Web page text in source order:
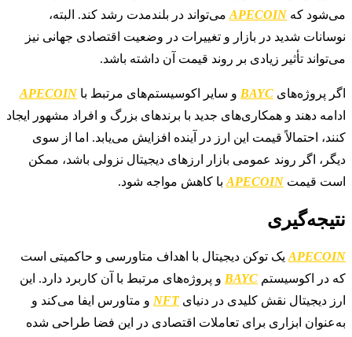
می‌شود که APECOIN می‌تواند در بلندمدت رشد کند. البته،
نوسانات شدید در بازار و تغییرات در وضعیت اقتصادی جهانی نیز
می‌تواند تأثیر زیادی بر روند قیمت آن داشته باشد.
اگر پروژه‌های BAYC و سایر اکوسیستم‌های مرتبط با APECOIN
ادامه دهند و همکاری‌های جدید با برندهای بزرگ و افراد مشهور ایجاد
کنند، احتمالاً قیمت این ارز در آینده افزایش می‌یابد. اما از سوی
دیگر، اگر روند عمومی بازار ارزهای دیجیتال نزولی باشد، ممکن
است قیمت APECOIN با کاهش مواجه شود.
نتیجه‌گیری
APECOINیک توکن دیجیتال با اهداف متاورسی و حاکمیتی است
که در اکوسیستم BAYC و پروژه‌های مرتبط با آن کاربرد دارد. این
ارز دیجیتال نقش کلیدی در دنیایNFT و متاورس ایفا می‌کند و
به‌عنوان ابزاری برای تعاملات اقتصادی در این فضا طراحی شده